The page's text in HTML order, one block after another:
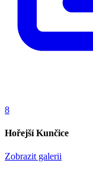
8
Hořejší Kunčice
Zobrazit galerii